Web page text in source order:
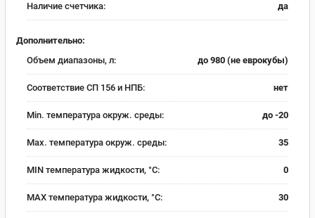
Наличие счетчика: да
Дополнительно:
Объем диапазоны, л:
до 980 (не еврокубы)
Соответствие СП 156 и НПБ: нет
Min. температура окруж. среды: до -20
Max. температура окруж. среды: 35
MIN температура жидкости, °C: 0
MAX температура жидкости, °C: 30